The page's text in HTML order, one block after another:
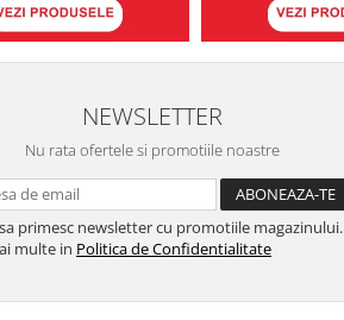
NEWSLETTER
Nu rata ofertele si promotiile noastre
primesc newsletter cu promotiile magazinului.
multe in Politica de Confidentialitate